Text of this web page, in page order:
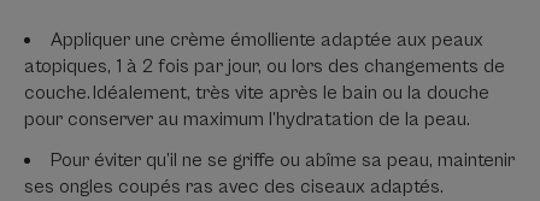
Appliquer une crème émolliente adaptée aux peaux
atopiques, 1 à 2 fois par jour, ou lors des changements de
couche. Idéalement, très vite après le bain ou la douche
pour conserver au maximum l’hydratation de la peau.
Pour éviter qu’il ne se griffe ou abîme sa peau, maintenir
ses ongles coupés ras avec des ciseaux adaptés.